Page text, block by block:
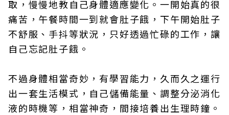
取，慢慢地教自己身體適應變化。一開始真的很
痛苦，午餐時間一到就會肚子餓，下午開始肚子
不舒服、手抖等狀況，只好透過忙碌的工作，讓
自己忘記肚子餓。
不過身體相當奇妙，有學習能力，久而久之運行
出一套生活模式，自己儲備能量、調整分泌消化
液的時機等，相當神奇，間接培養出生理時鐘。